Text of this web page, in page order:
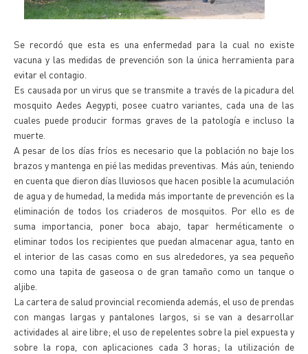
Se recordó que esta es una enfermedad para la cual no existe
vacuna y las medidas de prevención son la única herramienta para
evitar el contagio.
Es causada por un virus que se transmite a través de la picadura del
mosquito Aedes Aegypti, posee cuatro variantes, cada una de las
cuales puede producir formas graves de la patología e incluso la
muerte.
A pesar de los días fríos es necesario que la población no baje los
brazos y mantenga en pié las medidas preventivas. Más aún, teniendo
en cuenta que dieron días lluviosos que hacen posible la acumulación
de agua y de humedad, la medida más importante de prevención es la
eliminación de todos los criaderos de mosquitos. Por ello es de
suma importancia, poner boca abajo, tapar herméticamente o
eliminar todos los recipientes que puedan almacenar agua, tanto en
el interior de las casas como en sus alrededores, ya sea pequeño
como una tapita de gaseosa o de gran tamaño como un tanque o
aljibe.
La cartera de salud provincial recomienda además, el uso de prendas
con mangas largas y pantalones largos, si se van a desarrollar
actividades al aire libre; el uso de repelentes sobre la piel expuesta y
sobre la ropa, con aplicaciones cada 3 horas; la utilización de